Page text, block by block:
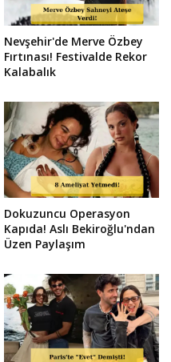
Nevşehir'de Merve Özbey
Fırtınası! Festivalde Rekor
Kalabalık
Dokuzuncu Operasyon
Kapıda! Aslı Bekiroğlu'ndan
Üzen Paylaşım